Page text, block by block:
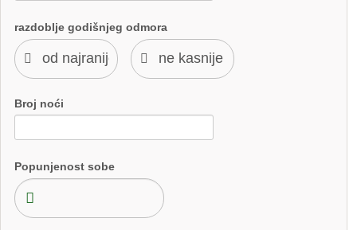
razdoblje godišnjeg odmora
Broj noći
Popunjenost sobe